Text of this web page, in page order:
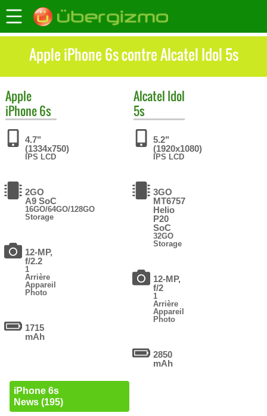
Apple iPhone 6s contre Alcatel Idol 5s
Apple
iPhone 6s
4.7"
(1334x750)
IPS LCD
2GO
A9 SoC
16GO/64GO/128GO
Storage
12-MP,
f/2.2
1
Arrière
Appareil
Photo
1715
mAh
iPhone 6s
News (195)
Alcatel Idol
5s
5.2"
(1920x1080)
IPS LCD
3GO
MT6757
Helio
P20
SoC
32GO
Storage
12-MP,
f/2
1
Arrière
Appareil
Photo
2850
mAh